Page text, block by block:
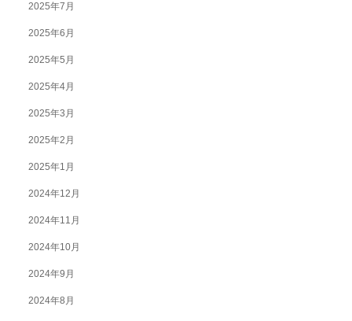
2025年7月
2025年6月
2025年5月
2025年4月
2025年3月
2025年2月
2025年1月
2024年12月
2024年11月
2024年10月
2024年9月
2024年8月